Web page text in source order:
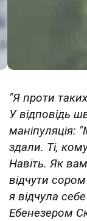
"Я проти
У відповідь
маніпуляція:
здали. Ті,
Навіть. Як
відчути
я відчула
Ебенезером